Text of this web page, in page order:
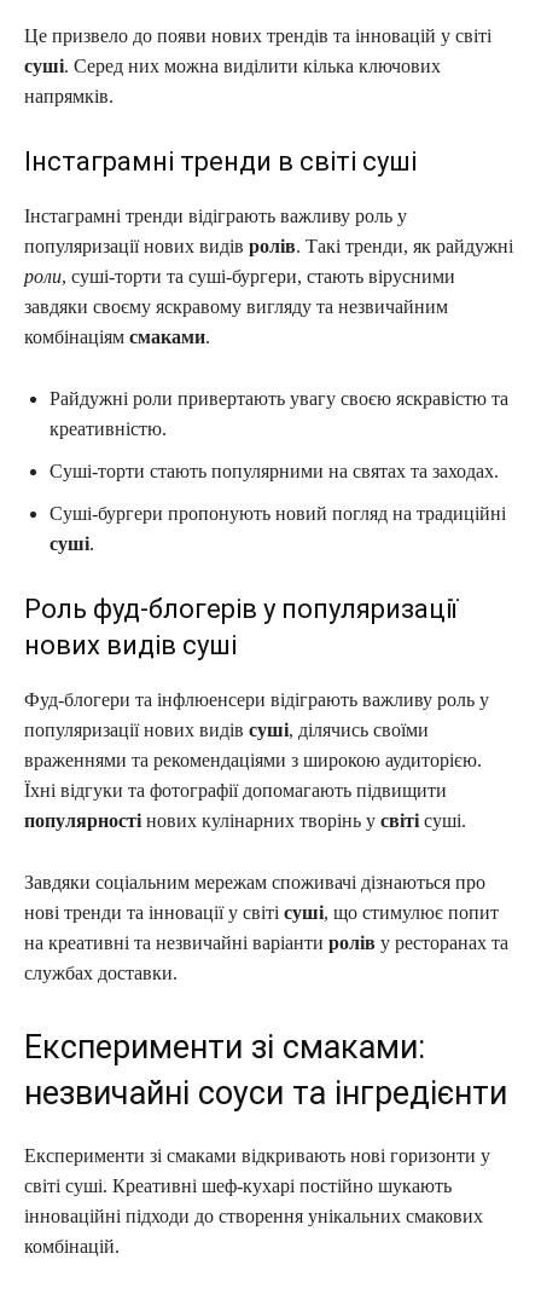
Це призвело до появи нових трендів та інновацій у світі
суші. Серед них можна виділити кілька ключових
напрямків.
Інстаграмні тренди в світі суші
Інстаграмні тренди відіграють важливу роль у
популяризації нових видів ролів. Такі тренди, як райдужні
роли, суші-торти та суші-бургери, стають вірусними
завдяки своєму яскравому вигляду та незвичайним
комбінаціям смаками.
Райдужні роли привертають увагу своєю яскравістю та
креативністю.
Суші-торти стають популярними на святах та заходах.
Суші-бургери пропонують новий погляд на традиційні
суші.
Роль фуд-блогерів у популяризації
нових видів суші
Фуд-блогери та інфлюенсери відіграють важливу роль у
популяризації нових видів суші, ділячись своїми
враженнями та рекомендаціями з широкою аудиторією.
Їхні відгуки та фотографії допомагають підвищити
популярності нових кулінарних творінь у світі суші.
Завдяки соціальним мережам споживачі дізнаються про
нові тренди та інновації у світі суші, що стимулює попит
на креативні та незвичайні варіанти ролів у ресторанах та
службах доставки.
Експерименти зі смаками:
незвичайні соуси та інгредієнти
Експерименти зі смаками відкривають нові горизонти у
світі суші. Креативні шеф-кухарі постійно шукають
інноваційні підходи до створення унікальних смакових
комбінацій.